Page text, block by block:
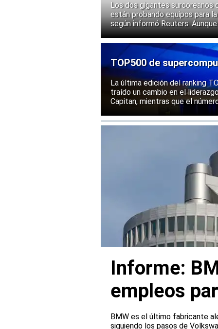
Los dos gigantes surcoreanos
están probando equipos para
según informó Reuters.
implementación, las acciones
ante la posibilidad de un
exportación de tecnologías
TOP500 de
mantiene una posición
La última edición del ranking
traído un cambio en el
Capitan, mientras que el
mantenido su posición entre
rendimiento.
Informe:
empleos
BMW es el último fabricante
siguiendo los pasos de